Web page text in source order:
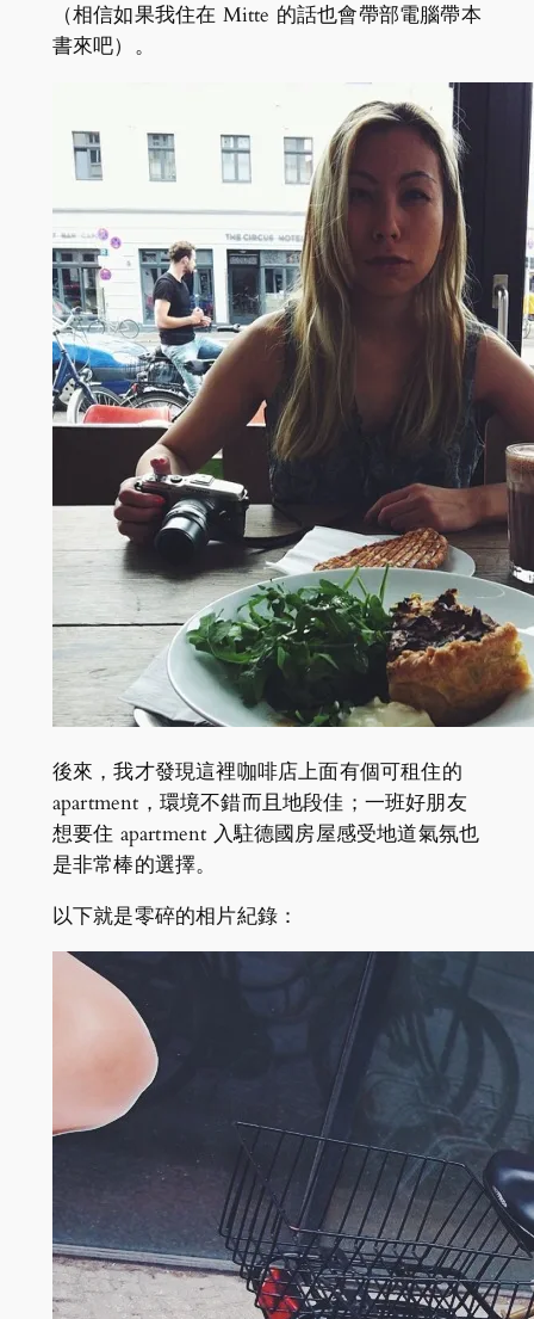
（相信如果我住在 Mitte 的話也會帶部電腦帶本
書來吧）。
後來，我才發現這裡咖啡店上面有個可租住的
apartment，環境不錯而且地段佳；一班好朋友
想要住 apartment 入駐德國房屋感受地道氣氛也
是非常棒的選擇。
以下就是零碎的相片紀錄：